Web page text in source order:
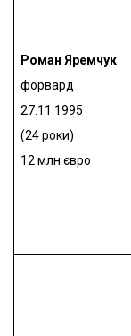
Роман Яремчук
форвард
27.11.1995
(24 роки)
12 млн євро